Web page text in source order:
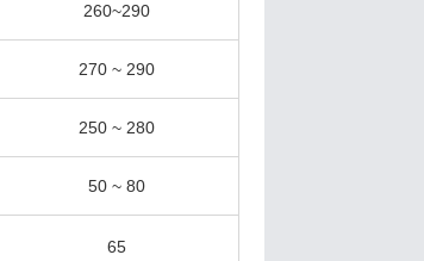
260~290
270 ~ 290
250 ~ 280
50 ~ 80
65